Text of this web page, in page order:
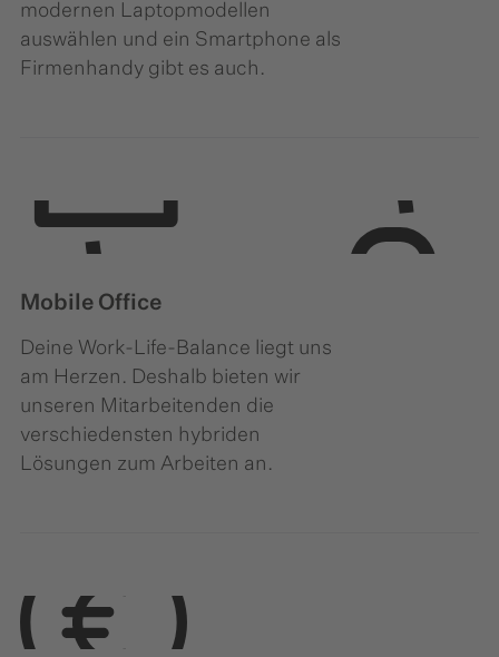
modernen Laptopmodellen
auswählen und ein Smartphone als
Firmenhandy gibt es auch.
Mobile Office
Deine Work-Life-Balance liegt uns
am Herzen. Deshalb bieten wir
unseren Mitarbeitenden die
verschiedensten hybriden
Lösungen zum Arbeiten an.